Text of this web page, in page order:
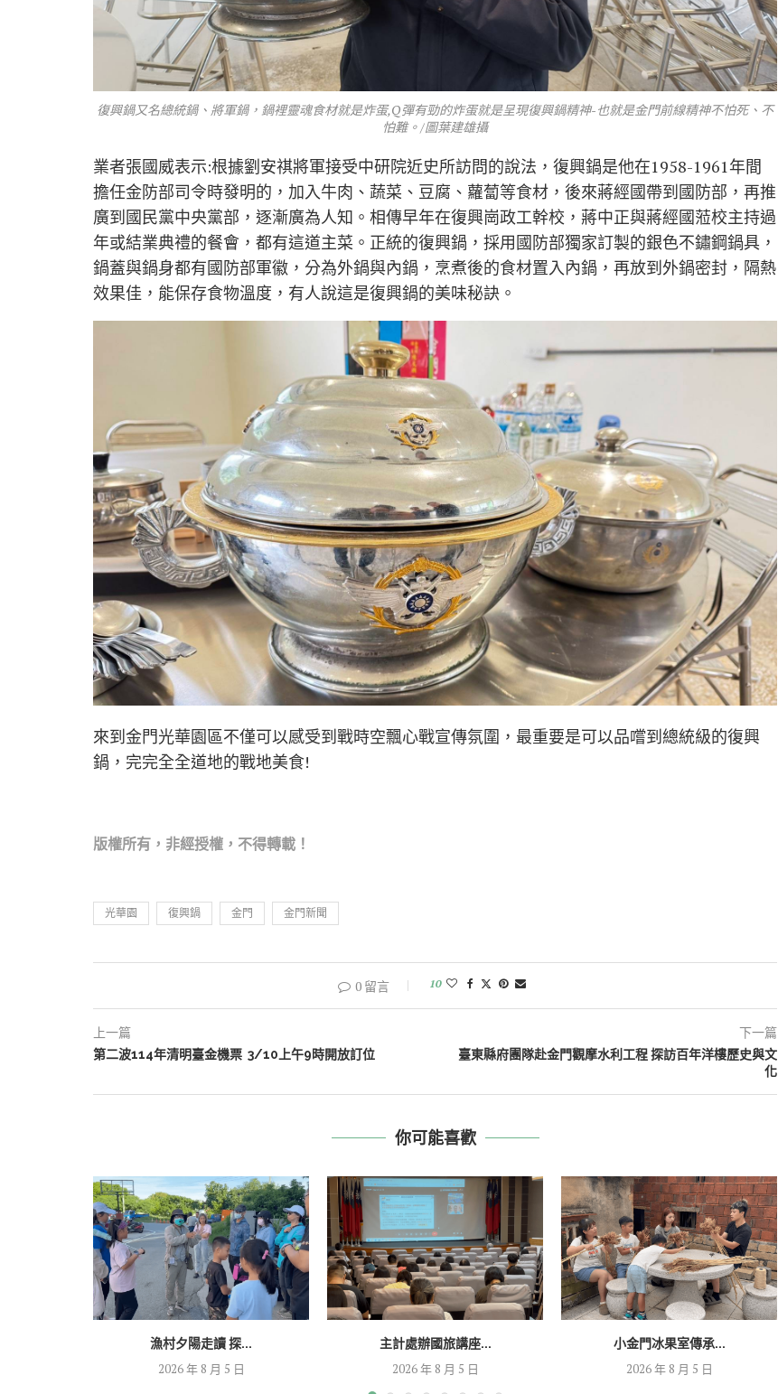
復興鍋又名總統鍋、將軍鍋，鍋裡靈魂食材就是炸蛋,Q彈有勁的炸蛋就是呈現復興鍋精神-也就是金門前線精神不怕死、不
怕難。/圖葉建雄攝
業者張國威表示:根據劉安祺將軍接受中研院近史所訪問的說法，復興鍋是他在1958-1961年間
擔任金防部司令時發明的，加入牛肉、蔬菜、豆腐、蘿蔔等食材，後來蔣經國帶到國防部，再推
廣到國民黨中央黨部，逐漸廣為人知。相傳早年在復興崗政工幹校，蔣中正與蔣經國蒞校主持過
年或結業典禮的餐會，都有這道主菜。正統的復興鍋，採用國防部獨家訂製的銀色不鏽鋼鍋具，
鍋蓋與鍋身都有國防部軍徽，分為外鍋與內鍋，烹煮後的食材置入內鍋，再放到外鍋密封，隔熱
效果佳，能保存食物溫度，有人說這是復興鍋的美味秘訣。
來到金門光華園區不僅可以感受到戰時空飄心戰宣傳氛圍，最重要是可以品嚐到總統級的復興
鍋，完完全全道地的戰地美食!
版權所有，非經授權，不得轉載！
光華園 復興鍋 金門 金門新聞
0 留言 10
上一篇
第二波114年清明臺金機票 3/10上午9時開放訂位
下一篇
臺東縣府團隊赴金門觀摩水利工程 探訪百年洋樓歷史與文
化
你可能喜歡
漁村夕陽走讀 探...
2026 年 8 月 5 日
主計處辦國旅講座...
2026 年 8 月 5 日
小金門冰果室傳承...
2026 年 8 月 5 日